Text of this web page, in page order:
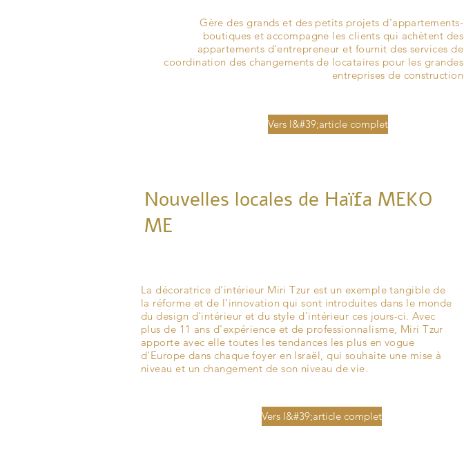
L'équipe de conception de Cuisines
Semgal
Gère des grands et des petits projets d'appartements-
boutiques et accompagne les clients qui achètent des
appartements d'entrepreneur et fournit des services de
coordination des changements de locataires pour les grandes
entreprises de construction
Vers l&#39;article complet
La décoratrice d'intérieur Miri Tzur est un exemple tangible de
la réforme et de l'innovation qui sont introduites dans le monde
du design d'intérieur et du style d'intérieur ces jours-ci. Avec
plus de 11 ans d'expérience et de professionnalisme, Miri Tzur
apporte avec elle toutes les tendances les plus en vogue
d'Europe dans chaque foyer en Israël, qui souhaite une mise à
niveau et un changement de son niveau de vie.
Vers l&#39;article complet
Nouvelles locales de Haïfa MEKO
ME